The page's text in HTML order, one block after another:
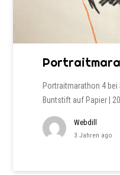
Portraitmarathon 4
Buntstift auf Papier |
Webdill
3 Jahren ago